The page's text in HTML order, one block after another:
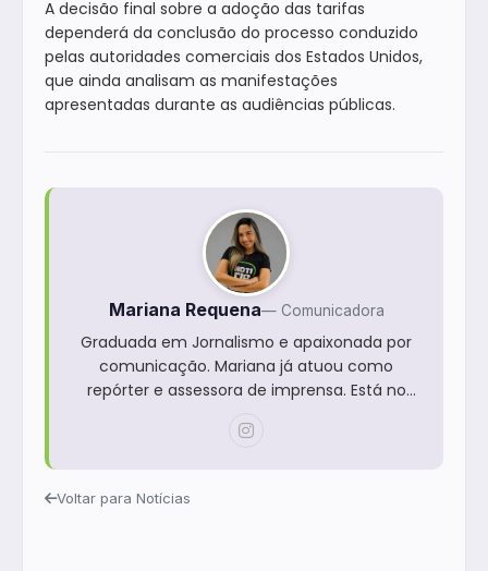
A decisão final sobre a adoção das tarifas
dependerá da conclusão do processo conduzido
pelas autoridades comerciais dos Estados Unidos,
que ainda analisam as manifestações
apresentadas durante as audiências públicas.
Mariana Requena— Comunicadora
Graduada em Jornalismo e apaixonada por
comunicação. Mariana já atuou como
repórter e assessora de imprensa. Está no
Voltar para Notícias